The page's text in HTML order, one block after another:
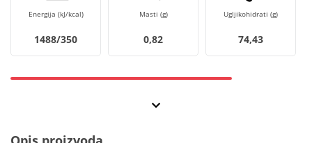
Energija (kJ/kcal)
1488/350
Masti (g)
0,82
Ugljikohidrati (g)
74,43